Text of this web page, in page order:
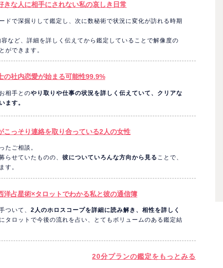
きな人に相手にされない私の哀しき日常
ドで深掘りして鑑定し、次に数秘術で状況に変化が訪れる時期
など、詳細を詳しく伝えてから鑑定していることで解像度の
ができます。
の社内恋愛が始まる可能性99.9%
相手とのやり取りや仕事の状況を詳しく伝えていて、クリアな
ます。
こっそり連絡を取り合っている2人の女性
たご相談。
らせていたものの、 彼についていろんな方向から見る ことで、
す。
洋占星術×タロットでわかる私と彼の通信簿
ついて、 2人のホロスコープを詳細に読み解き、相性を詳しく
タロットで今後の流れを占い、とてもボリュームのある鑑定結
20分プランの鑑定をもっとみる